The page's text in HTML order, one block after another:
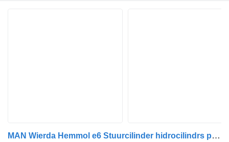
MAN Wierda Hemmol e6 Stuurcilinder hidrocilindrs paredzēts MAN 10x4 kravas automašīnas